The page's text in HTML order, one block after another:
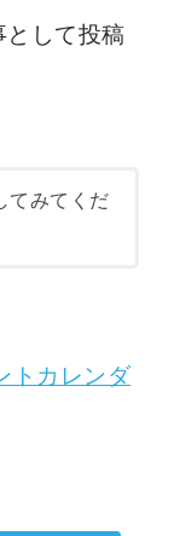
して投稿
てみてくだ
トカレンダ